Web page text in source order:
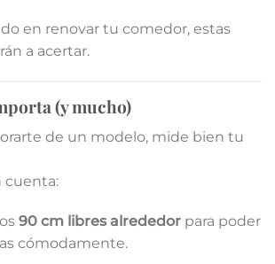
en renovar tu comedor, estas
a acertar.
(y mucho)
de un modelo, mide bien tu
cuenta:
90 cm libres alrededorpara poder
cómodamente.